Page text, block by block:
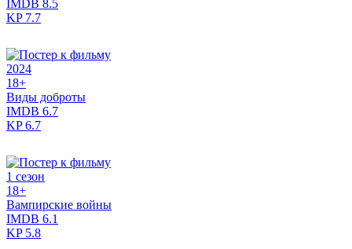
IMDB 8.5
KP7.7
2024
18+
Виды доброты
IMDB 6.7
KP6.7
1 сезон
18+
Вампирские войны
IMDB 6.1
KP5.8